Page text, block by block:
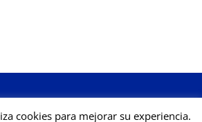
cookies para mejorar su experiencia.